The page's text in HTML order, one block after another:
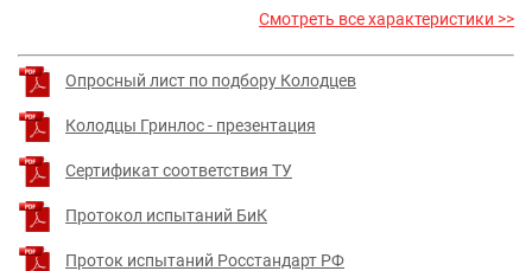
Смотреть все характеристики >>
Опросный лист по подбору Колодцев
Колодцы Гринлос - презентация
Сертификат соответствия ТУ
Протокол испытаний БиК
Проток испытаний Росстандарт РФ